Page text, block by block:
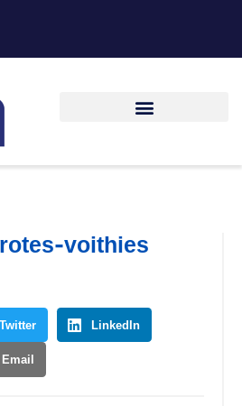
voithies
Twitter LinkedIn
Email